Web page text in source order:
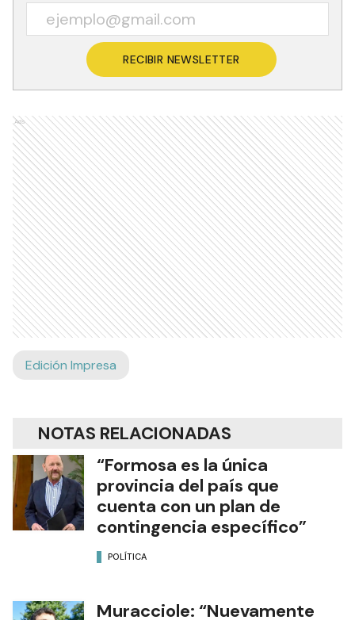
RECIBIR NEWSLETTER
Ads
Edición Impresa
NOTAS RELACIONADAS
“Formosa es la única
provincia del país que
cuenta con un plan de
contingencia específico”
POLÍTICA
Muracciole: “Nuevamente